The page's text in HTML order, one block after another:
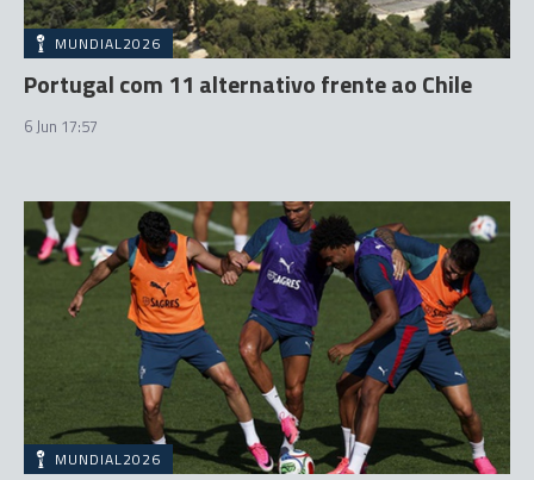
MUNDIAL2026
Portugal com 11 alternativo frente ao Chile
6 Jun 17:57
MUNDIAL2026